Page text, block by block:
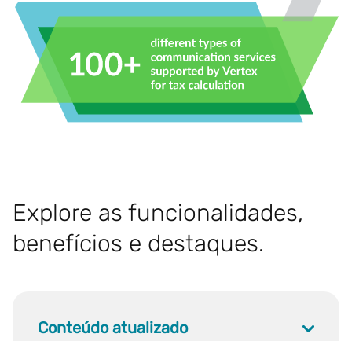
Explore as funcionalidades,
benefícios e destaques.
Conteúdo atualizado